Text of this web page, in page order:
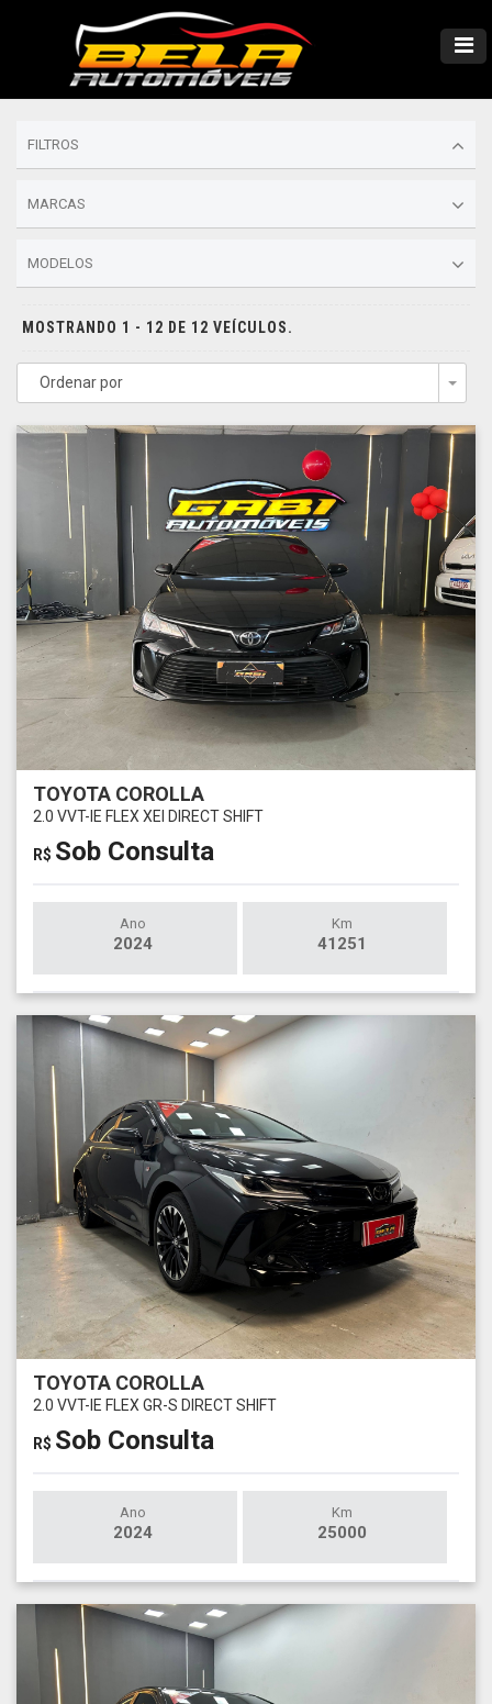
FILTROS
MARCAS
MODELOS
MOSTRANDO 1 - 12 DE 12 VEÍCULOS.
Ordenar por
TOYOTA COROLLA
2.0 VVT-IE FLEX XEI DIRECT SHIFT
R$ Sob Consulta
Ano
2024
Km
41251
TOYOTA COROLLA
2.0 VVT-IE FLEX GR-S DIRECT SHIFT
R$ Sob Consulta
Ano
2024
Km
25000